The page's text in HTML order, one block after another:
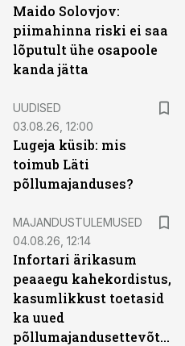
Maido Solovjov:
piimahinna riski ei saa
lõputult ühe osapoole
kanda jätta
UUDISED
03.08.26, 12:00
Lugeja küsib: mis
toimub Läti
põllumajanduses?
MAJANDUSTULEMUSED
04.08.26, 12:14
Infortari ärikasum
peaaegu kahekordistus,
kasumlikkust toetasid
ka uued
põllumajandusettevõtted